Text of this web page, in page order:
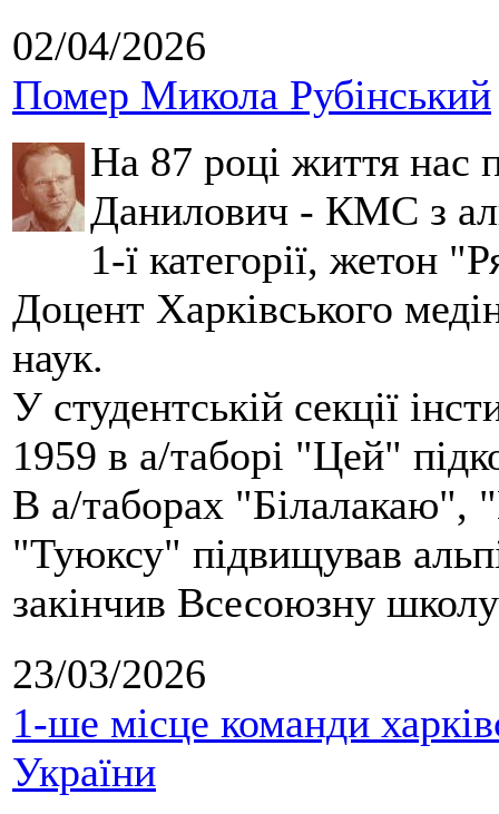
02/04/2026
Помер Микола Рубінський
На 87 році життя нас
Данилович - КМС з
1-ї категорії, жетон
Доцент Харківського
наук.
У студентській секції
1959 в а/таборі "Цей"
В а/таборах "Білалакаю",
"Туюксу" підвищував
закінчив Всесоюзну
23/03/2026
1-ше місце команди
України